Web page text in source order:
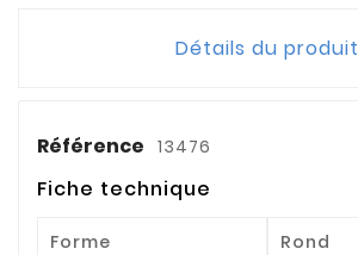
Détails du produit
Référence 13476
Fiche technique
Forme Rond